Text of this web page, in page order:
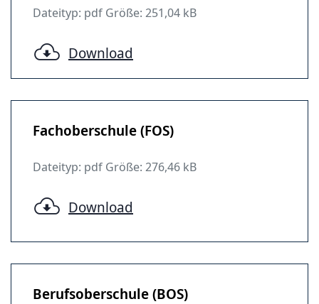
Dateityp: pdf Größe: 251,04 kB
Download
Fachoberschule (FOS)
Dateityp: pdf Größe: 276,46 kB
Download
Berufsoberschule (BOS)